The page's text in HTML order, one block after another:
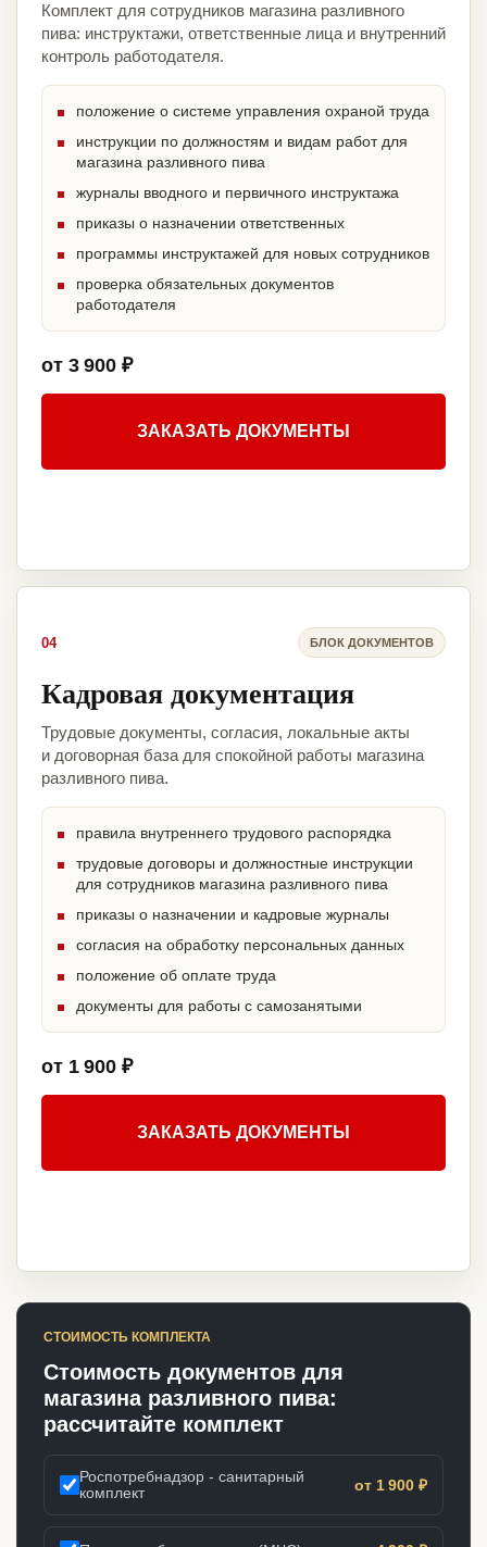
Комплект для сотрудников магазина разливного
пива: инструктажи, ответственные лица и внутренний
контроль работодателя.
положение о системе управления охраной труда
инструкции по должностям и видам работ для
магазина разливного пива
журналы вводного и первичного инструктажа
приказы о назначении ответственных
программы инструктажей для новых сотрудников
проверка обязательных документов
работодателя
от 3 900 ₽
ЗАКАЗАТЬ ДОКУМЕНТЫ
04 БЛОК ДОКУМЕНТОВ
Кадровая документация
Трудовые документы, согласия, локальные акты
и договорная база для спокойной работы магазина
разливного пива.
правила внутреннего трудового распорядка
трудовые договоры и должностные инструкции
для сотрудников магазина разливного пива
приказы о назначении и кадровые журналы
согласия на обработку персональных данных
положение об оплате труда
документы для работы с самозанятыми
от 1 900 ₽
ЗАКАЗАТЬ ДОКУМЕНТЫ
СТОИМОСТЬ КОМПЛЕКТА
Стоимость документов для
магазина разливного пива:
рассчитайте комплект
Роспотребнадзор - санитарный
комплект
от 1 900 ₽